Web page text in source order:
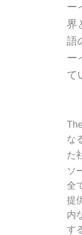
ー
界
語
ー
て
な
た
ソ
全
提
内
す